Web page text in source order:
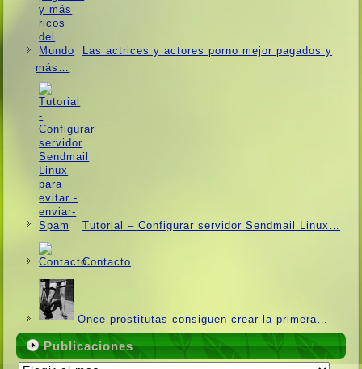
Las actrices y actores porno mejor pagados y
más…
Tutorial – Configurar servidor Sendmail Linux…
Contacto
Once prostitutas consiguen crear la primera…
Publicaciones